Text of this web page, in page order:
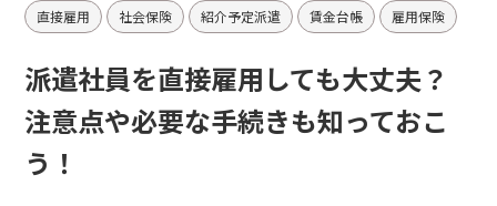
直接雇用 社会保険 紹介予定派遣 賃金台帳 雇用保険
派遣社員を直接雇用しても大丈夫？
注意点や必要な手続きも知っておこ
う！